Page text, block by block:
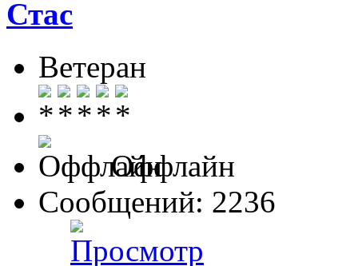
Стас
Ветеран
Оффлайн
Сообщений: 2236